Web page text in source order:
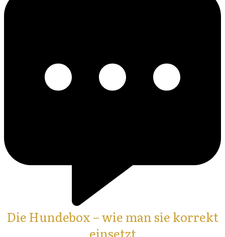
Die Hundebox – wie man sie korrekt
einsetzt